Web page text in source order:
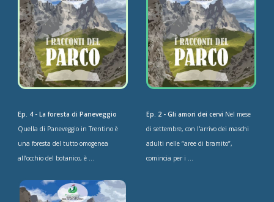
Ep. 4 - La foresta di Paneveggio
Quella di Paneveggio in Trentino è
una foresta del tutto omogenea
all’occhio del botanico, è ...
Ep. 2 - Gli amori dei cervi Nel mese
di settembre, con l'arrivo dei maschi
adulti nelle “aree di bramito”,
comincia per i ...